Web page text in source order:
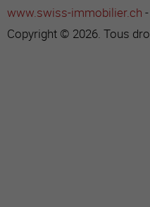
www.swiss-immobilier.ch
Copyright © 2026. Tous